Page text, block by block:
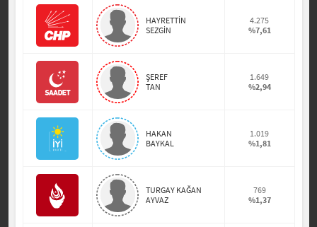
HAYRETTİN
SEZGİN
4.275
%7,61
ŞEREF
TAN
1.649
%2,94
HAKAN
BAYKAL
1.019
%1,81
TURGAY KAĞAN
AYVAZ
769
%1,37